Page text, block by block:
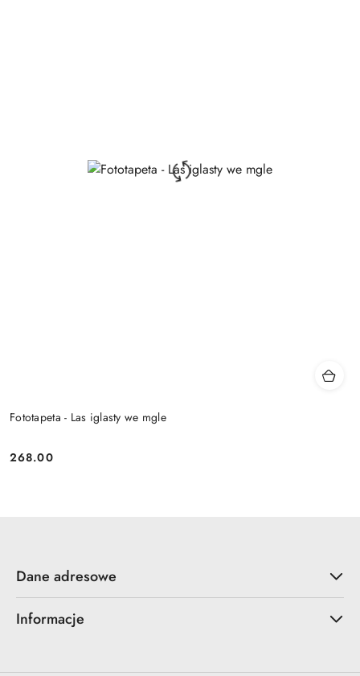
Fototapeta - Las iglasty we mgle
Cena:
268.00
Dane adresowe
Informacje